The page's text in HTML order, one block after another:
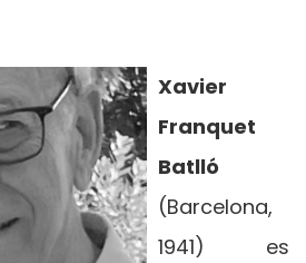
Xavier
Franquet
Batlló
(Barcelona,
1941) es